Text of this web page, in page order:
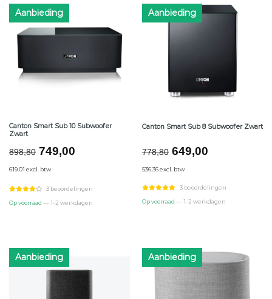
Aanbieding
Canton Smart Sub 10 Subwoofer
Zwart
898,80 Oorspronkelijke
was:
€898,80.
749,00Huidige
€749,00.
619.01 excl. btw
3 beoordelingen
Op voorraad — 1-2 werkdagen
Aanbieding
Canton Smart Sub 8 Subwoofer Zwart
778,80 Oorspronkelijke
was:
€778,80.
649,00Huidige
€649,00.
536.36 excl. btw
3 beoordelingen
Op voorraad — 1-2 werkdagen
Aanbieding Aanbieding